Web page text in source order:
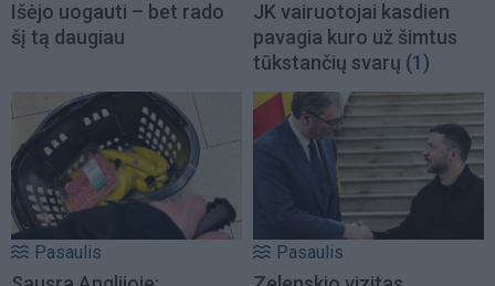
Išėjo uogauti – bet rado
šį tą daugiau
JK vairuotojai kasdien
pavagia kuro už šimtus
tūkstančių svarų (1)
Pasaulis Pasaulis